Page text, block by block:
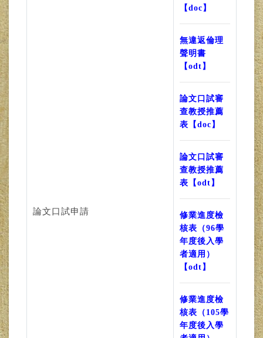
論文口試申請
【doc】
無違返倫理
聲明書
【odt】
論文口試審
查教授推薦
表【doc】
論文口試審
查教授推薦
表【odt】
修業進度檢
核表（96學
年度後入學
者適用）
【odt】
修業進度檢
核表（105學
年度後入學